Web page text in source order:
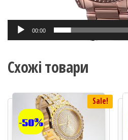
00:00
Схожі товари
Sale!
-50%